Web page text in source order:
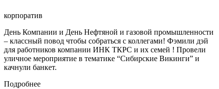
корпоратив
День Компании и День Нефтяной и газовой промышленности
– классный повод чтобы собраться с коллегами! Фэмили дэй
для работников компании ИНК ТКРС и их семей ! Провели
уличное мероприятие в тематике “Сибирские Викинги” и
качнули банкет.
Подробнее